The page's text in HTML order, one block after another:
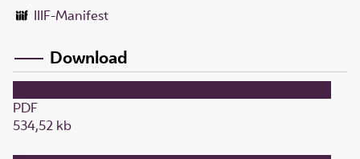
IIIF-Manifest
Download
PDF
534,52 kb